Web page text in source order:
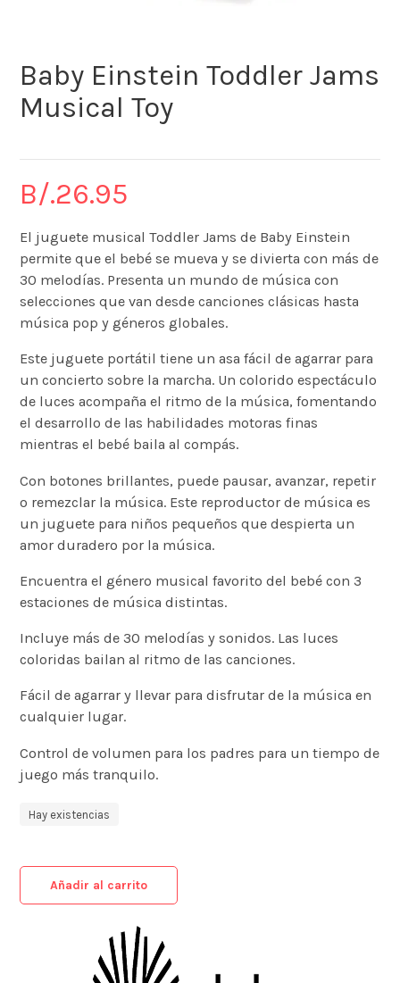
Baby Einstein Toddler Jams
Musical Toy
B/.26.95
El juguete musical Toddler Jams de Baby Einstein
permite que el bebé se mueva y se divierta con más de
30 melodías. Presenta un mundo de música con
selecciones que van desde canciones clásicas hasta
música pop y géneros globales.
Este juguete portátil tiene un asa fácil de agarrar para
un concierto sobre la marcha. Un colorido espectáculo
de luces acompaña el ritmo de la música, fomentando
el desarrollo de las habilidades motoras finas
mientras el bebé baila al compás.
Con botones brillantes, puede pausar, avanzar, repetir
o remezclar la música. Este reproductor de música es
un juguete para niños pequeños que despierta un
amor duradero por la música.
Encuentra el género musical favorito del bebé con 3
estaciones de música distintas.
Incluye más de 30 melodías y sonidos. Las luces
coloridas bailan al ritmo de las canciones.
Fácil de agarrar y llevar para disfrutar de la música en
cualquier lugar.
Control de volumen para los padres para un tiempo de
juego más tranquilo.
Hay existencias
Añadir al carrito